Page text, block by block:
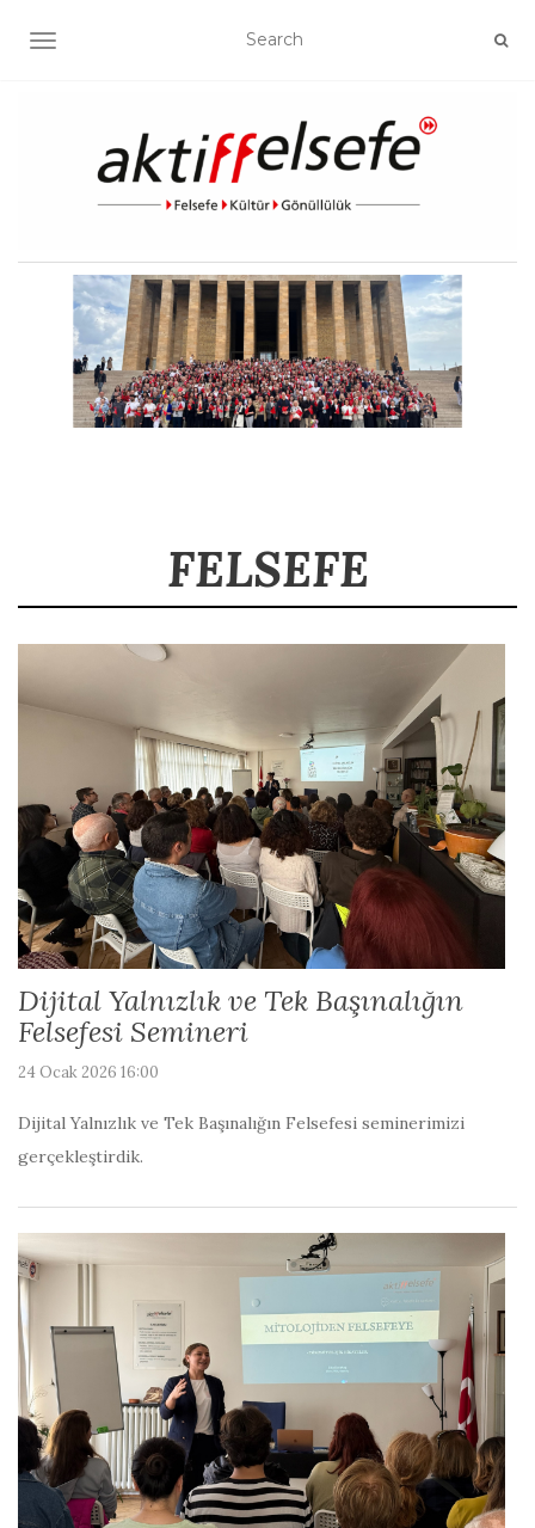
TOGGLE NAVIGATION
FELSEFE
Dijital Yalnızlık ve Tek Başınalığın
Felsefesi Semineri
24 Ocak 2026 16:00
Dijital Yalnızlık ve Tek Başınalığın Felsefesi seminerimizi
gerçekleştirdik.